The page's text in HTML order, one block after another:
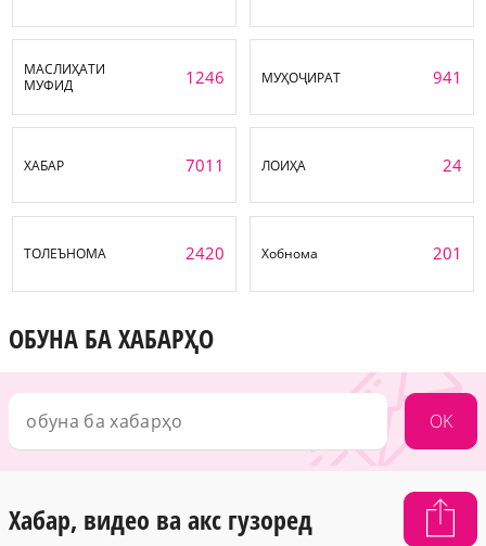
МАСЛИҲАТИ
МУФИД
1246 МУҲОҶИРАТ 941
ХАБАР 7011 ЛОИҲА 24
ТОЛЕЪНОМА 2420 Хобнома 201
ОБУНА БА ХАБАРҲО
OK
Хабар, видео ва акс гузоред